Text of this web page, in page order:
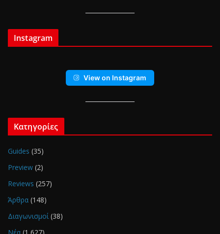
Instagram
View on Instagram
Κατηγορίες
Guides (35)
Preview (2)
Reviews (257)
Άρθρα (148)
Διαγωνισμοί(38)